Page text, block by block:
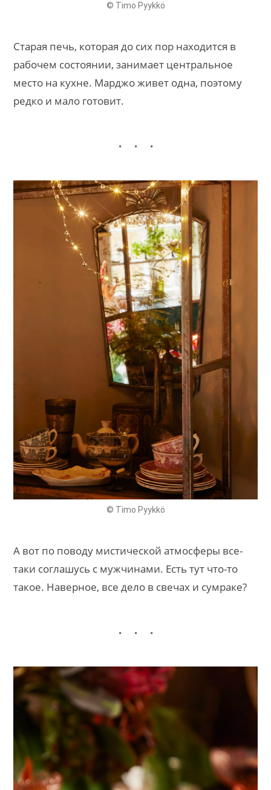
© Timo Pyykkö
Старая печь, которая до сих пор находится в
рабочем состоянии, занимает центральное
место на кухне. Марджо живет одна, поэтому
редко и мало готовит.
© Timo Pyykkö
А вот по поводу мистической атмосферы все-
таки соглашусь с мужчинами. Есть тут что-то
такое. Наверное, все дело в свечах и сумраке?